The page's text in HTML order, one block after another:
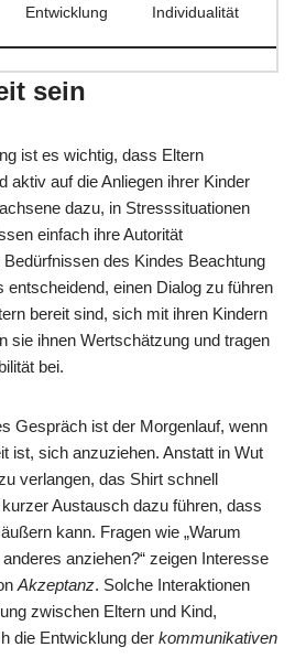
Entwicklung
Individualität
sein
ist es wichtig, dass Eltern
aktiv auf die Anliegen ihrer Kinder
dazu, in Stresssituationen
einfach ihre Autorität
des Kindes Beachtung
einen Dialog zu führen
bereit sind, sich mit ihren Kindern
sie ihnen Wertschätzung und tragen
bei.
Gespräch ist der Morgenlauf, wenn
ist, sich anzuziehen. Anstatt in Wut
verlangen, das Shirt schnell
Austausch dazu führen, dass
kann. Fragen wie „Warum
anziehen?“ zeigen Interesse
Akzeptanz. Solche Interaktionen
zwischen Eltern und Kind,
die Entwicklung der kommunikativen